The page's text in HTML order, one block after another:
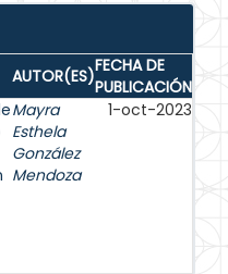
AUTOR(ES)FECHA DE
PUBLICACIÓN
Mayra
Esthela
González
Mendoza
1-oct-2023